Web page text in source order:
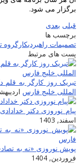
می شود.
بعدی
ها
راهبردی کارگروه
های مرتبط
روز کارگر به قلم
خلیج فارس اردیبهشت,
نوروزی دکتر
1403
نوروزی «نه به
1404